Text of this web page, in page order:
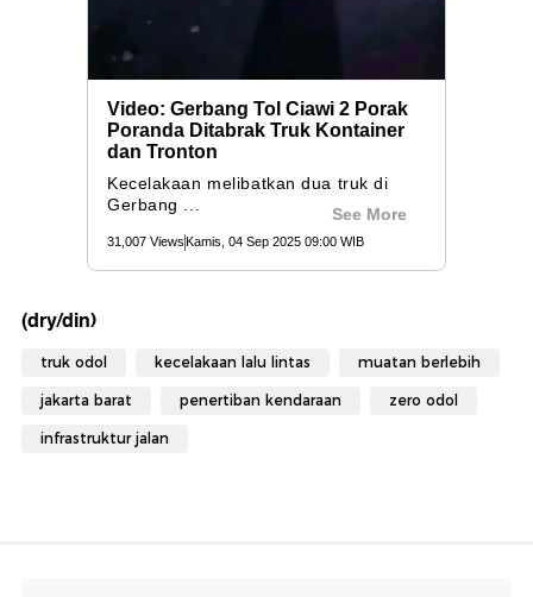
(dry/din)
truk odol kecelakaan lalu lintas muatan berlebih
jakarta barat penertiban kendaraan zero odol
infrastruktur jalan